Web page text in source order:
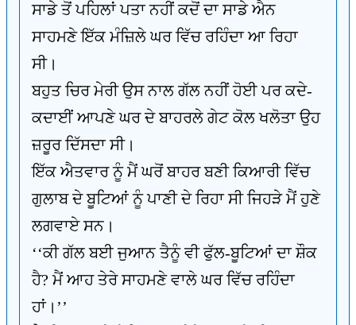
ਸਾਡੇ ਤੋਂ ਪਹਿਲਾਂ ਪਤਾ ਨਹੀਂ ਕਦੋਂ ਦਾ ਸਾਡੇ ਐਨ
ਸਾਹਮਣੇ ਇੱਕ ਮੰਜ਼ਿਲੇ ਘਰ ਵਿੱਚ ਰਹਿੰਦਾ ਆ ਰਿਹਾ
ਸੀ।
ਬਹੁਤ ਚਿਰ ਮੇਰੀ ਉਸ ਨਾਲ ਗੱਲ ਨਹੀਂ ਹੋਈ ਪਰ ਕਦੇ-
ਕਦਾਈਂ ਆਪਣੇ ਘਰ ਦੇ ਬਾਹਰਲੇ ਗੇਟ ਕੋਲ ਖਲੋਤਾ ਉਹ
ਜ਼ਰੂਰ ਦਿੱਸਦਾ ਸੀ।
ਇੱਕ ਐਤਵਾਰ ਨੂੰ ਮੈਂ ਘਰੋਂ ਬਾਹਰ ਬਣੀ ਕਿਆਰੀ ਵਿੱਚ
ਗੁਲਾਬ ਦੇ ਬੂਟਿਆਂ ਨੂੰ ਪਾਣੀ ਦੇ ਰਿਹਾ ਸੀ ਜਿਹੜੇ ਮੈਂ ਹੁਣੇ
ਲਗਵਾਏ ਸਨ।
‘‘ਕੀ ਗੱਲ ਬਈ ਜੁਆਨ ਤੈਨੂੰ ਵੀ ਫੁੱਲ-ਬੂਟਿਆਂ ਦਾ ਸ਼ੌਕ
ਹੈ? ਮੈਂ ਆਹ ਤੇਰੇ ਸਾਹਮਣੇ ਵਾਲੇ ਘਰ ਵਿੱਚ ਰਹਿੰਦਾ
ਹਾਂ।’’